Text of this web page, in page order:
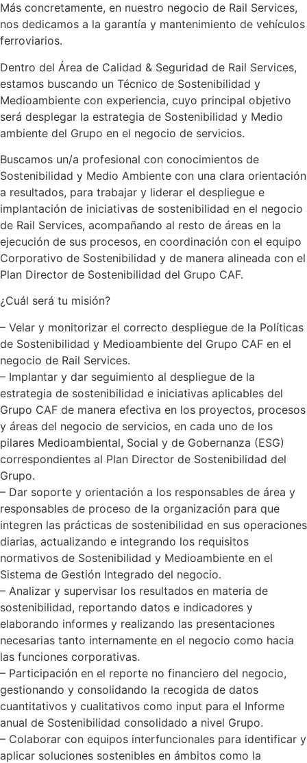
Más concretamente, en nuestro negocio de Rail Services,
nos dedicamos a la garantía y mantenimiento de vehículos
ferroviarios.
Dentro del Área de Calidad & Seguridad de Rail Services,
estamos buscando un Técnico de Sostenibilidad y
Medioambiente con experiencia, cuyo principal objetivo
será desplegar la estrategia de Sostenibilidad y Medio
ambiente del Grupo en el negocio de servicios.
Buscamos un/a profesional con conocimientos de
Sostenibilidad y Medio Ambiente con una clara orientación
a resultados, para trabajar y liderar el despliegue e
implantación de iniciativas de sostenibilidad en el negocio
de Rail Services, acompañando al resto de áreas en la
ejecución de sus procesos, en coordinación con el equipo
Corporativo de Sostenibilidad y de manera alineada con el
Plan Director de Sostenibilidad del Grupo CAF.
¿Cuál será tu misión?
– Velar y monitorizar el correcto despliegue de la Políticas
de Sostenibilidad y Medioambiente del Grupo CAF en el
negocio de Rail Services.
– Implantar y dar seguimiento al despliegue de la
estrategia de sostenibilidad e iniciativas aplicables del
Grupo CAF de manera efectiva en los proyectos, procesos
y áreas del negocio de servicios, en cada uno de los
pilares Medioambiental, Social y de Gobernanza (ESG)
correspondientes al Plan Director de Sostenibilidad del
Grupo.
– Dar soporte y orientación a los responsables de área y
responsables de proceso de la organización para que
integren las prácticas de sostenibilidad en sus operaciones
diarias, actualizando e integrando los requisitos
normativos de Sostenibilidad y Medioambiente en el
Sistema de Gestión Integrado del negocio.
– Analizar y supervisar los resultados en materia de
sostenibilidad, reportando datos e indicadores y
elaborando informes y realizando las presentaciones
necesarias tanto internamente en el negocio como hacia
las funciones corporativas.
– Participación en el reporte no financiero del negocio,
gestionando y consolidando la recogida de datos
cuantitativos y cualitativos como input para el Informe
anual de Sostenibilidad consolidado a nivel Grupo.
– Colaborar con equipos interfuncionales para identificar y
aplicar soluciones sostenibles en ámbitos como la